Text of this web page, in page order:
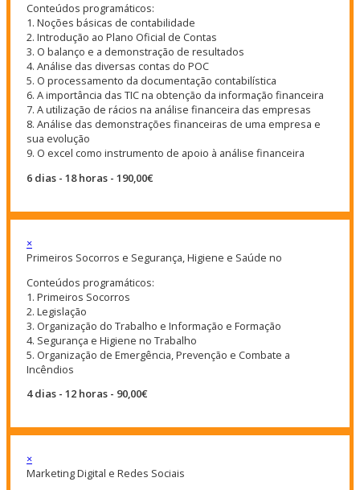
Conteúdos programáticos:
1. Noções básicas de contabilidade
2. Introdução ao Plano Oficial de Contas
3. O balanço e a demonstração de resultados
4. Análise das diversas contas do POC
5. O processamento da documentação contabilística
6. A importância das TIC na obtenção da informação financeira
7. A utilização de rácios na análise financeira das empresas
8. Análise das demonstrações financeiras de uma empresa e
sua evolução
9. O excel como instrumento de apoio à análise financeira
6 dias - 18 horas - 190,00€
×
Primeiros Socorros e Segurança, Higiene e Saúde no
Conteúdos programáticos:
1. Primeiros Socorros
2. Legislação
3. Organização do Trabalho e Informação e Formação
4. Segurança e Higiene no Trabalho
5. Organização de Emergência, Prevenção e Combate a
Incêndios
4 dias - 12 horas - 90,00€
×
Marketing Digital e Redes Sociais